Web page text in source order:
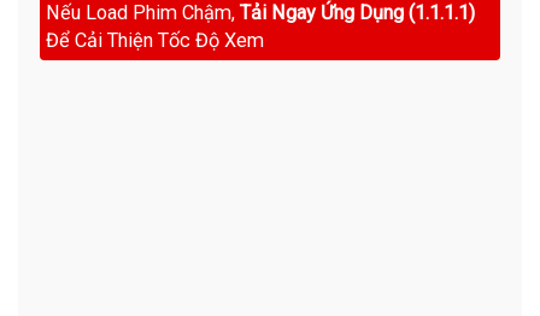
Nếu Load Phim Chậm, Tải Ngay Ứng Dụng (1.1.1.1)
Để Cải Thiện Tốc Độ Xem